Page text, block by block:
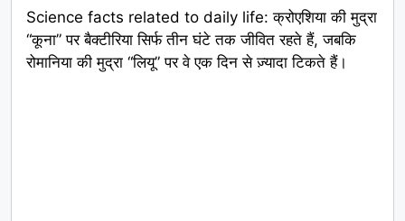
Science facts related to daily life: क्रोएशिया की मुद्रा
“कूना” पर बैक्टीरिया सिर्फ तीन घंटे तक जीवित रहते हैं, जबकि
रोमानिया की मुद्रा “लियू” पर वे एक दिन से ज़्यादा टिकते हैं।